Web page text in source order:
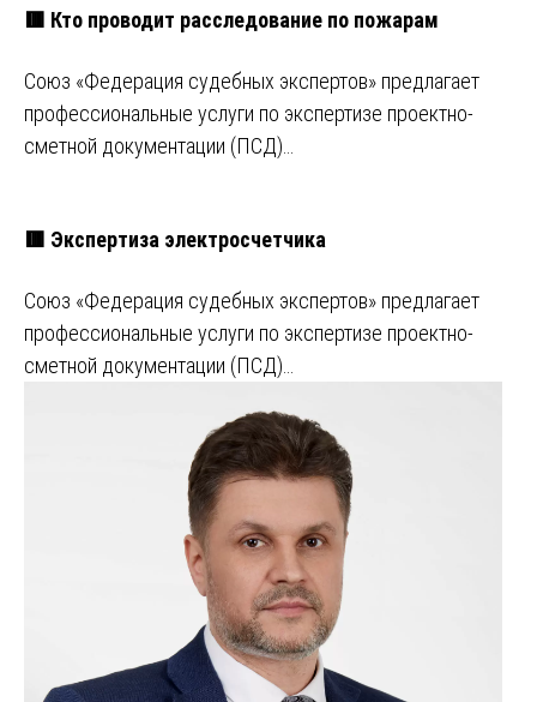
🟥 Кто проводит расследование по пожарам
Союз «Федерация судебных экспертов» предлагает
профессиональные услуги по экспертизе проектно-
сметной документации (ПСД)…
🟥 Экспертиза электросчетчика
Союз «Федерация судебных экспертов» предлагает
профессиональные услуги по экспертизе проектно-
сметной документации (ПСД)…